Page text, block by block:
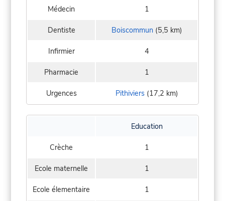
Médecin 1
Dentiste Boiscommun(5,5 km)
Infirmier 4
Pharmacie 1
Urgences Pithiviers(17,2 km)
Education
Crèche 1
Ecole maternelle 1
Ecole élementaire 1